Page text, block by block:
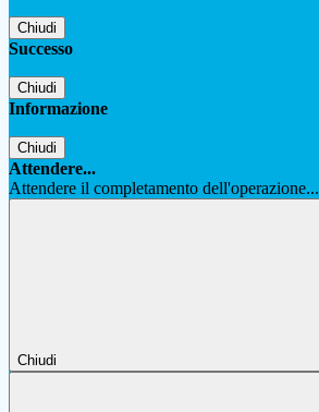
Chiudi
Successo
Chiudi
Informazione
Chiudi
Attendere...
Attendere il completamento dell'operazione...
Chiudi